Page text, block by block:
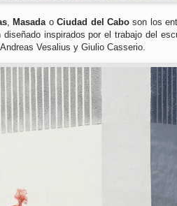
, MasadaoCiudad del Caboson los
inspirados por el trabajo del
Vesalius y Giulio Casserio.